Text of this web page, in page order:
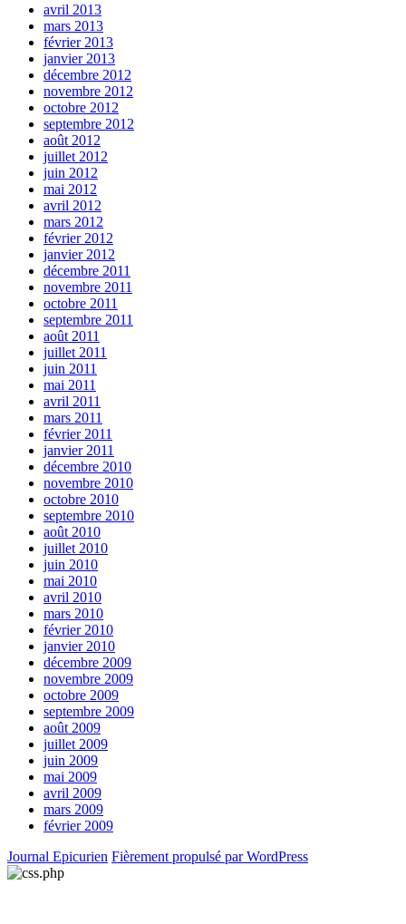
avril 2013
mars 2013
février 2013
janvier 2013
décembre 2012
novembre 2012
octobre 2012
septembre 2012
août 2012
juillet 2012
juin 2012
mai 2012
avril 2012
mars 2012
février 2012
janvier 2012
décembre 2011
novembre 2011
octobre 2011
septembre 2011
août 2011
juillet 2011
juin 2011
mai 2011
avril 2011
mars 2011
février 2011
janvier 2011
décembre 2010
novembre 2010
octobre 2010
septembre 2010
août 2010
juillet 2010
juin 2010
mai 2010
avril 2010
mars 2010
février 2010
janvier 2010
décembre 2009
novembre 2009
octobre 2009
septembre 2009
août 2009
juillet 2009
juin 2009
mai 2009
avril 2009
mars 2009
février 2009
Journal Epicurien Fièrement propulsé par WordPress